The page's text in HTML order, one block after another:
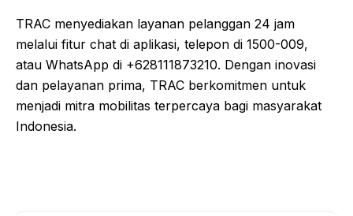
TRAC menyediakan layanan pelanggan 24 jam
melalui fitur chat di aplikasi, telepon di 1500-009,
atau WhatsApp di +628111873210. Dengan inovasi
dan pelayanan prima, TRAC berkomitmen untuk
menjadi mitra mobilitas terpercaya bagi masyarakat
Indonesia.